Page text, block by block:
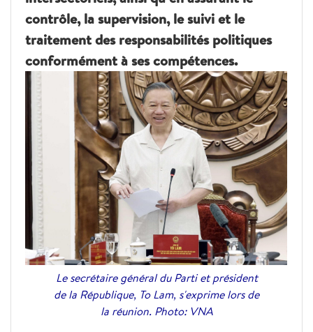
contrôle, la supervision, le suivi et le
traitement des responsabilités politiques
conformément à ses compétences.
Le secrétaire général du Parti et président
de la République, To Lam, s'exprime lors de
la réunion. Photo: VNA